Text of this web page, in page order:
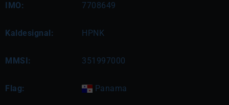
IMO: 7708649
Kaldesignal: HPNK
MMSI: 351997000
Flag: Panama